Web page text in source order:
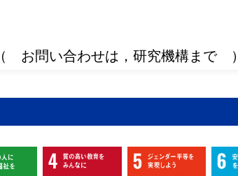
（ お問い合わせは，研究機構まで ）